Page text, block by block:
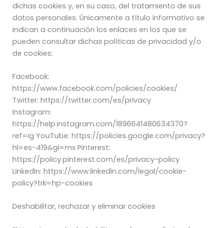
dichas cookies y, en su caso, del tratamiento de sus
datos personales. Únicamente a título informativo se
indican a continuación los enlaces en los que se
pueden consultar dichas políticas de privacidad y/o
de cookies:
Facebook:
https://www.facebook.com/policies/cookies/
Twitter: https://twitter.com/es/privacy
Instagram:
https://help.instagram.com/1896641480634370?
ref=ig YouTube: https://policies.google.com/privacy?
hl=es-419&gl=mx Pinterest:
https://policy.pinterest.com/es/privacy-policy
LinkedIn: https://www.linkedin.com/legal/cookie-
policy?trk=hp-cookies
Deshabilitar, rechazar y eliminar cookies